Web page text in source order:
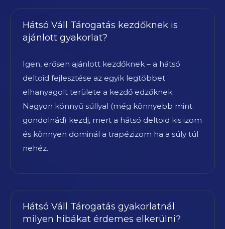
Hátsó Váll Tárogatás kezdőknek is
ajánlott gyakorlat?
Igen, erősen ajánlott kezdőknek – a hátsó
deltoid fejlesztése az egyik legtöbbet
elhanyagolt területe a kezdő edzőknek.
Nagyon könnyű súllyal (még könnyebb mint
gondolnád) kezdj, mert a hátsó deltoid kis izom
és könnyen dominál a trapézizom ha a súly túl
nehéz.
Hátsó Váll Tárogatás gyakorlatnál
milyen hibákat érdemes elkerülni?